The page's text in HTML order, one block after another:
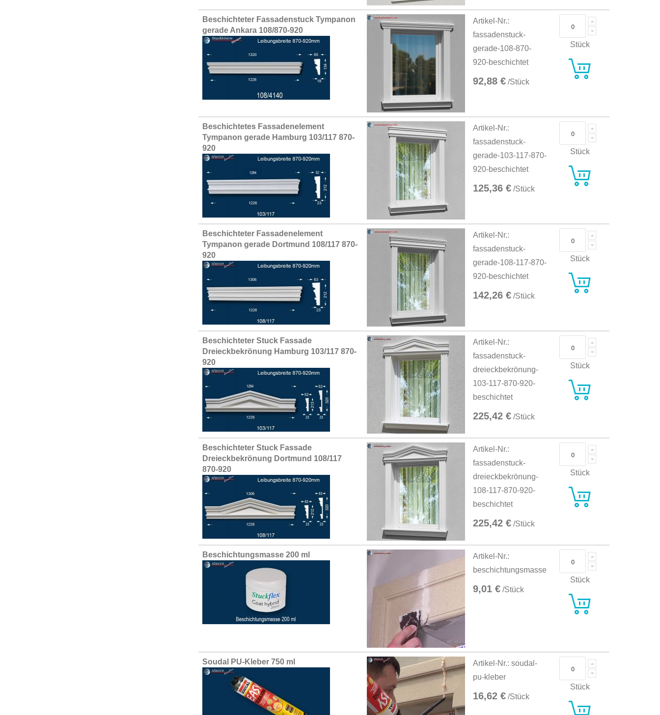
Beschichteter Fassadenstuck Tympanon
gerade Ankara 108/870-920
Artikel-Nr.:
fassadenstuck-
gerade-108-870-
920-beschichtet
92,88 € /Stück
Stück
Beschichtetes Fassadenelement
Tympanon gerade Hamburg 103/117 870-
920
Artikel-Nr.:
fassadenstuck-
gerade-103-117-870-
920-beschichtet
125,36 € /Stück
Stück
Beschichteter Fassadenelement
Tympanon gerade Dortmund 108/117 870-
920
Artikel-Nr.:
fassadenstuck-
gerade-108-117-870-
920-beschichtet
142,26 € /Stück
Stück
Beschichteter Stuck Fassade
Dreieckbekrönung Hamburg 103/117 870-
920
Artikel-Nr.:
fassadenstuck-
dreieckbekrönung-
103-117-870-920-
beschichtet
225,42 € /Stück
Stück
Beschichteter Stuck Fassade
Dreieckbekrönung Dortmund 108/117
870-920
Artikel-Nr.:
fassadenstuck-
dreieckbekrönung-
108-117-870-920-
beschichtet
225,42 € /Stück
Stück
Beschichtungsmasse 200 ml
Artikel-Nr.:
beschichtungsmasse
9,01 € /Stück
Stück
Soudal PU-Kleber 750 ml
Artikel-Nr.: soudal-
pu-kleber
16,62 € /Stück
Stück